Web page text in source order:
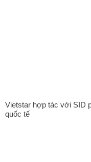
Vietstar hợp tác với SID
quốc tế